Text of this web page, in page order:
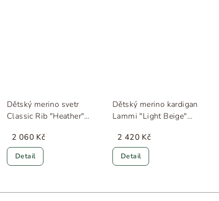
Dětský merino svetr
Classic Rib "Heather"
2 060 Kč
Detail
Dětský merino kardigan
Lammi "Light Beige"
2 420 Kč
Detail